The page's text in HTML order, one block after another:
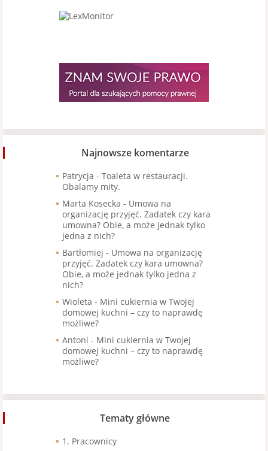
Najnowsze komentarze
Patrycja - Toaleta w restauracji.
Obalamy mity.
Marta Kosecka - Umowa na
organizację przyjęć. Zadatek czy kara
umowna? Obie, a może jednak tylko
jedna z nich?
Bartłomiej - Umowa na organizację
przyjęć. Zadatek czy kara umowna?
Obie, a może jednak tylko jedna z
nich?
Wioleta - Mini cukiernia w Twojej
domowej kuchni – czy to naprawdę
możliwe?
Antoni - Mini cukiernia w Twojej
domowej kuchni – czy to naprawdę
możliwe?
Tematy główne
1. Pracownicy